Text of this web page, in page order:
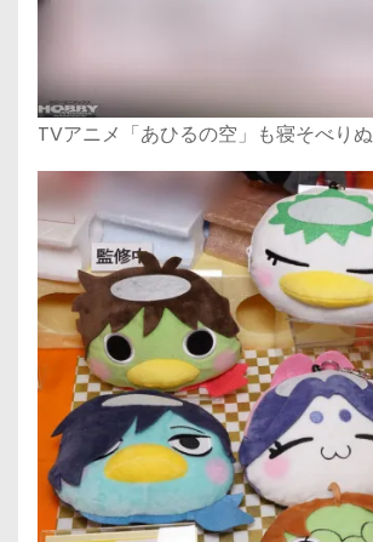
TVアニメ「あひるの空」も寝そべりぬ